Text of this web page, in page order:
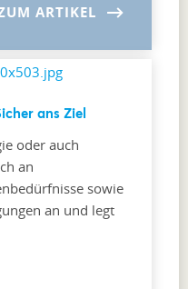
ARTIKEL
ans Ziel
oder auch
an
sowie
an und legt